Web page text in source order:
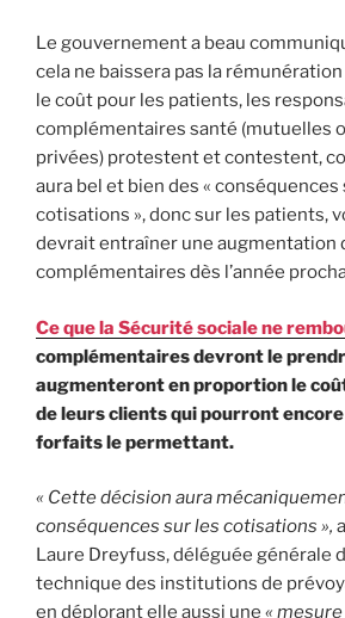
Le gouvernement a beau
cela ne baissera pas la
le coût pour les patients, les
complémentaires santé (mutuelles
privées) protestent et contestent,
aura bel et bien des « conséquences
cotisations », donc sur les patients,
devrait entraîner une augmentation
complémentaires dès l’année
Ce que la Sécuritésociale ne
complémentaires devront le
augmenteront en proportion le coû
de leurs clients qui pourront
forfaits le permettant.
« Cette décision aura
conséquences sur les cotisations »,
Laure Dreyfuss, déléguée générale
technique des institutions de
en déplorant elle aussi une «